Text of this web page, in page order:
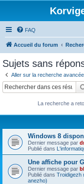
FAQ
Accueil du forum
Sujets sans
Aller sur la recherche avancée
La recherche a
Windows 8
Dernier message par
Publié dans
Une affiche pour
Dernier message par
Publié dans Troidigezh
anezho)